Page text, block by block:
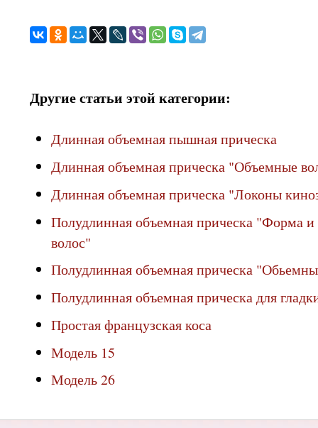
Другие статьи этой категории:
Длинная объемная пышная прическа
Длинная объемная прическа "Объемные
Длинная объемная прическа "Локоны
Полудлинная объемная прическа "Форма
волос"
Полудлинная объемная прическа
Полудлинная объемная прическа для
Простая французская коса
Модель 15
Модель 26